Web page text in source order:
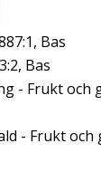
Bas
Bas
- Frukt och
- Frukt och